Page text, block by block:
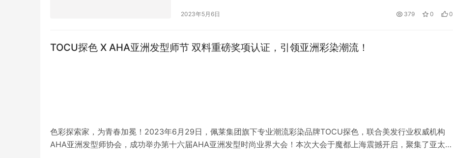
欠电费。 监管机构表示，截至6月底，英国2347511户家庭未支付电费，
2023年5月6日 379 0 0
TOCU探色 X AHA亚洲发型师节 双料重磅奖项认证，引领亚洲彩染潮流！
色彩探索家，为青春加冕！2023年6月29日，佩莱集团旗下专业潮流彩染品牌TOCU探色，联合美发行业权威机构
AHA亚洲发型师协会，成功举办第十六届AHA亚洲发型时尚业界大会！本次大会于魔都上海震撼开启，聚集了亚太区